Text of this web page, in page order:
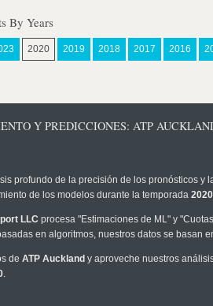
By Years
2020 2019 2018 2017 2016
Y PREDICCIONES: ATP
profundo de la precisión de los pronósticos y
de los modelos durante la temporada 2020
LLC procesa "Estimaciones de ML" y
en algoritmos, nuestros datos se basan
de ATP Auckland y aproveche nuestros
.